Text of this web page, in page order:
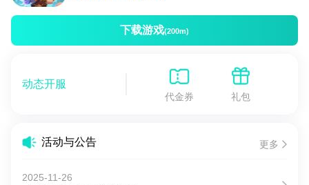
下载游戏(200m)
动态开服
代金券 礼包
活动与公告 更多
2025-11-26